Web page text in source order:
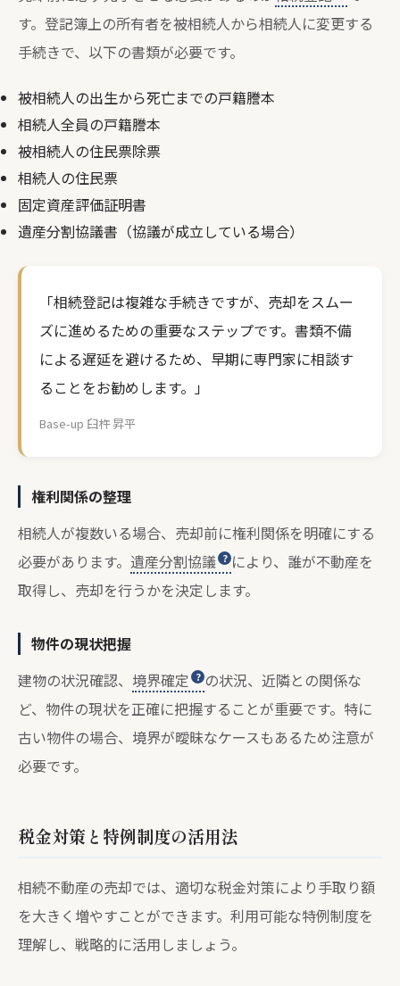
す。登記簿上の所有者を被相続人から相続人に変更する
手続きで、以下の書類が必要です。
被相続人の出生から死亡までの戸籍謄本
相続人全員の戸籍謄本
被相続人の住民票除票
相続人の住民票
固定資産評価証明書
遺産分割協議書（協議が成立している場合）
「相続登記は複雑な手続きですが、売却をスムー
ズに進めるための重要なステップです。書類不備
による遅延を避けるため、早期に専門家に相談す
ることをお勧めします。」
Base-up 臼杵 昇平
権利関係の整理
相続人が複数いる場合、売却前に権利関係を明確にする
必要があります。 遺産分割協議
により、誰が不動産を
取得し、売却を行うかを決定します。
物件の現状把握
建物の状況確認、 境界確定
の状況、近隣との関係な
ど、物件の現状を正確に把握することが重要です。特に
古い物件の場合、境界が曖昧なケースもあるため注意が
必要です。
税金対策と特例制度の活用法
相続不動産の売却では、適切な税金対策により手取り額
を大きく増やすことができます。利用可能な特例制度を
理解し、戦略的に活用しましょう。